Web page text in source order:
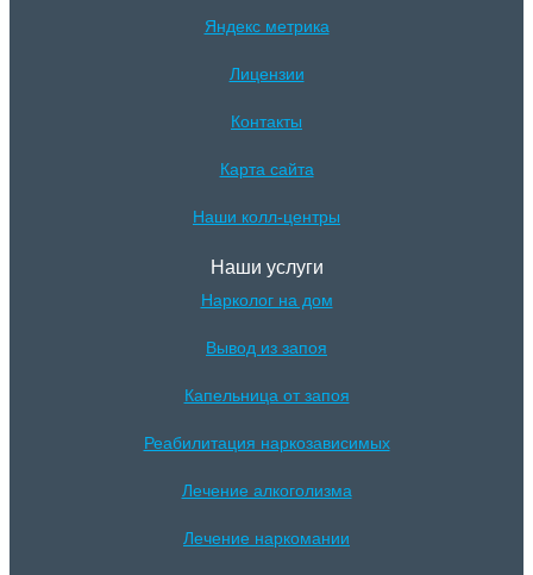
Яндекс метрика
Лицензии
Контакты
Карта сайта
Наши колл-центры
Наши услуги
Нарколог на дом
Вывод из запоя
Капельница от запоя
Реабилитация наркозависимых
Лечение алкоголизма
Лечение наркомании